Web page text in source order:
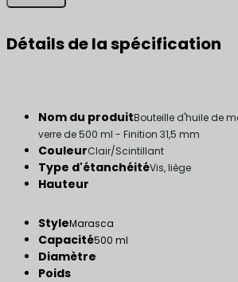
Détails de la spécification
Nom du produitBouteille d'huile de
verre de 500 ml - Finition 31,5 mm
CouleurClair/Scintillant
Type d'étanchéitéVis, liège
Hauteur
StyleMarasca
Capacité500 ml
Diamètre
Poids